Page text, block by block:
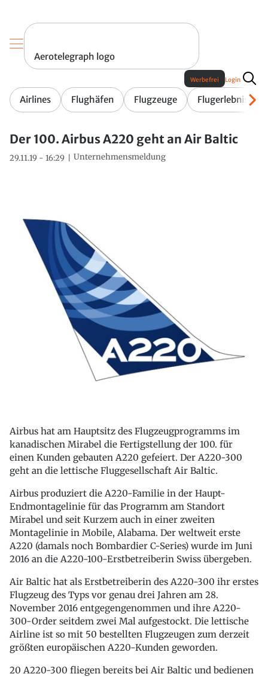
Aerotelegraph logo
Airlines Flughäfen Flugzeuge Flugerlebnis
Werbefrei Login
Der 100. Airbus A220 geht an Air Baltic
29.11.19 - 16:29 Unternehmensmeldung
Airbus hat am Hauptsitz des Flugzeugprogramms im
kanadischen Mirabel die Fertigstellung der 100. für
einen Kunden gebauten A220 gefeiert. Der A220-300
geht an die lettische Fluggesellschaft Air Baltic.
Airbus produziert die A220-Familie in der Haupt-
Endmontagelinie für das Programm am Standort
Mirabel und seit Kurzem auch in einer zweiten
Montagelinie in Mobile, Alabama. Der weltweit erste
A220 (damals noch Bombardier C-Series) wurde im Juni
2016 an die A220-100-Erstbetreiberin Swiss übergeben.
Air Baltic hat als Erstbetreiberin des A220-300 ihr erstes
Flugzeug des Typs vor genau drei Jahren am 28.
November 2016 entgegengenommen und ihre A220-
300-Order seitdem zwei Mal aufgestockt. Die lettische
Airline ist so mit 50 bestellten Flugzeugen zum derzeit
größten europäischen A220-Kunden geworden.
20 A220-300 fliegen bereits bei Air Baltic und bedienen